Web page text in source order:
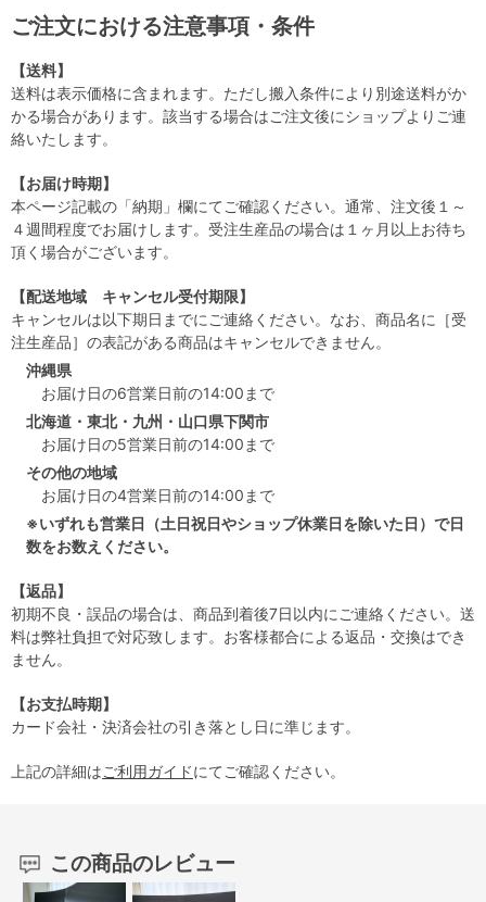
ご注文における注意事項・条件
【送料】
送料は表示価格に含まれます。ただし搬入条件により別途送料がか
かる場合があります。該当する場合はご注文後にショップよりご連
絡いたします。
【お届け時期】
本ページ記載の「納期」欄にてご確認ください。通常、注文後１～
４週間程度でお届けします。受注生産品の場合は１ヶ月以上お待ち
頂く場合がございます。
【配送地域 キャンセル受付期限】
キャンセルは以下期日までにご連絡ください。なお、商品名に［受
注生産品］の表記がある商品はキャンセルできません。
沖縄県
お届け日の6営業日前の14:00まで
北海道・東北・九州・山口県下関市
お届け日の5営業日前の14:00まで
その他の地域
お届け日の4営業日前の14:00まで
※いずれも営業日（土日祝日やショップ休業日を除いた日）で日
数をお数えください。
【返品】
初期不良・誤品の場合は、商品到着後7日以内にご連絡ください。送
料は弊社負担で対応致します。お客様都合による返品・交換はでき
ません。
【お支払時期】
カード会社・決済会社の引き落とし日に準じます。
上記の詳細はご利用ガイドにてご確認ください。
この商品のレビュー